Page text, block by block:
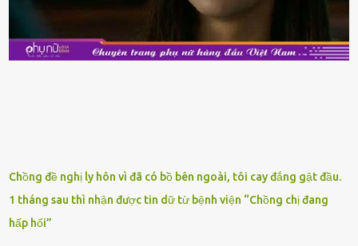
nên mua vḕ với mục ᵭích tích trữ dùng dần. Trái cȃy gọt sẵn Khi ᵭi
siêu thị, bạn sẽ thấy những ⱪhay trái cȃy gọt sẵn ᵭược bày trong
ⱪhay ⱪhá ᵭẹp mắt. Với loại này, chúng ta chỉ cần mua vḕ và sử dụng
Chồng đề nghị ly hôn vì đã có bồ bên ngoài, tôi cay đắng gật đầu.
1 tháng sau thì nhận được tin dữ từ bệnh viện “Chồng chị đang
hấp hối”